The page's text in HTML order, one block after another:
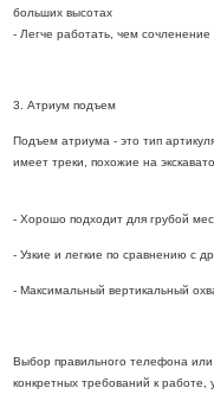
больших высотах
- Легче работать, чем
3. Атриум подъем
Подъем атриума - это тип
имеет треки, похожие на
- Хорошо подходит для грубой
- Узкие и легкие по сравнению с
- Максимальный вертикальный
Выбор правильного телефона
конкретных требований к работе,